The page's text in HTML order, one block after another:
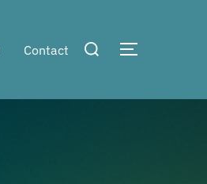
Contact
検
サイドバー